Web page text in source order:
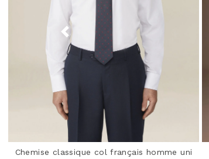
Chemise classique col français homme uni